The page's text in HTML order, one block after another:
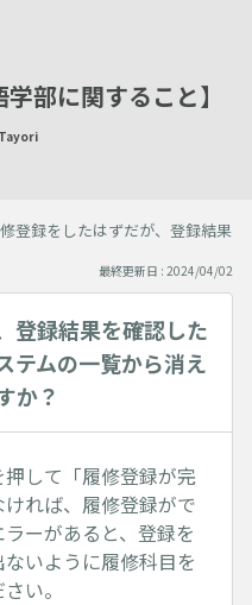
部に関すること】
Tayori
登録をしたはずだが、登録結果
最終更新日 : 2024/04/02
登録結果を確認した
テムの一覧から消え
か？
して「履修登録が完
れば、履修登録がで
ーがあると、登録を
いように履修科目を
い。